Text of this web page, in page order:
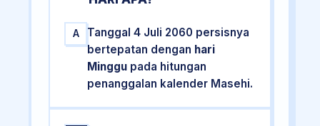
A
Tanggal 4 Juli 2060 persisnya
bertepatan dengan hari
Minggu pada hitungan
penanggalan kalender Masehi.